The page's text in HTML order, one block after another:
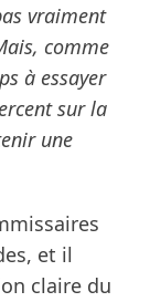
vraiment
comme
à essayer
sur la
une
et il
claire du